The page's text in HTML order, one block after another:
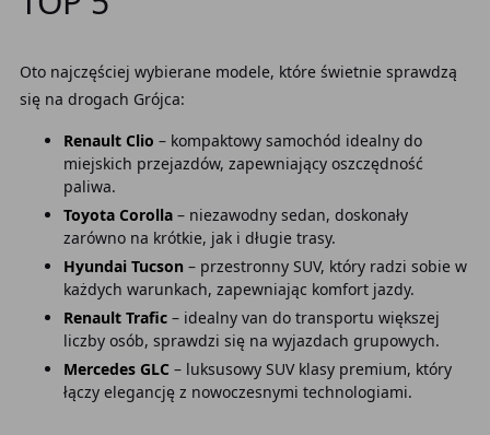
Oto najczęściej wybierane modele, które świetnie sprawdzą
się na drogach Grójca:
Renault Clio – kompaktowy samochód idealny do
miejskich przejazdów, zapewniający oszczędność
paliwa.
Toyota Corolla– niezawodny sedan, doskonały
zarówno na krótkie, jak i długie trasy.
Hyundai Tucson – przestronny SUV, który radzi sobie w
każdych warunkach, zapewniając komfort jazdy.
Renault Trafic– idealny van do transportu większej
liczby osób, sprawdzi się na wyjazdach grupowych.
Mercedes GLC – luksusowy SUV klasy premium, który
łączy elegancję z nowoczesnymi technologiami.